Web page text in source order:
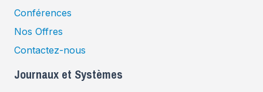
Conférences
Nos Offres
Contactez-nous
Journaux et Systèmes